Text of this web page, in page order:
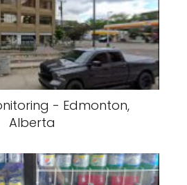
- Edmonton,
Alberta